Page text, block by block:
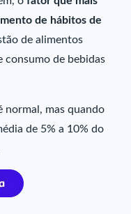
de hábitos de
de alimentos
consumo de bebidas
normal, mas quando
de 5% a 10% do